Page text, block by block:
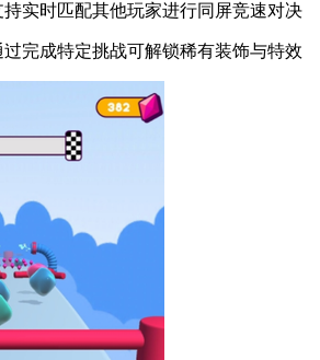
实时匹配其他玩家进行同屏竞速对决
完成特定挑战可解锁稀有装饰与特效